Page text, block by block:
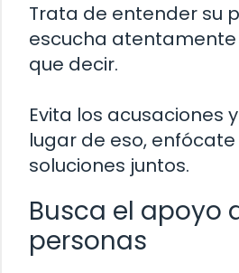
Trata de entender su
escucha atentamente
que decir.
Evita los acusaciones
lugar de eso,
soluciones juntos.
Busca el apoyo
personas